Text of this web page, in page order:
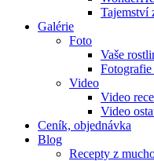
Tajemství
Galérie
Foto
Vaše
Video
Video
Video
Ceník, objednávka
Blog
Recepty z